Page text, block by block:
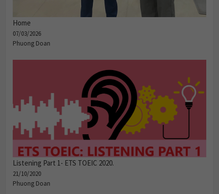
Home
07/03/2026
Phuong Doan
Listening Part 1- ETS TOEIC 2020.
21/10/2020
Phuong Doan